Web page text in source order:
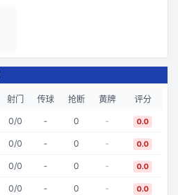
射门 传球 抢断 黄牌 评分
0/0 - 0 - 0.0
0/0 - 0 - 0.0
0/0 - 0 - 0.0
0/0 - 0 - 0.0